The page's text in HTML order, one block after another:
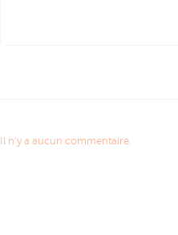
Il n'y a aucun commentaire.